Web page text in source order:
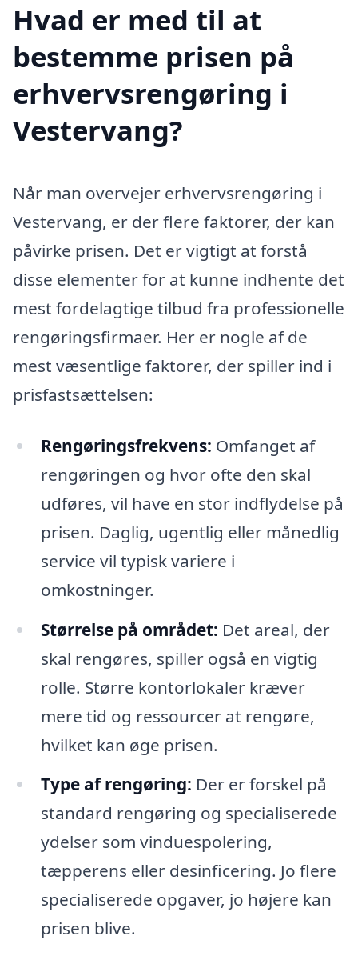
Hvad er med til at
bestemme prisen på
erhvervsrengøring i
Vestervang?
Når man overvejer erhvervsrengøring i
Vestervang, er der flere faktorer, der kan
påvirke prisen. Det er vigtigt at forstå
disse elementer for at kunne indhente det
mest fordelagtige tilbud fra professionelle
rengøringsfirmaer. Her er nogle af de
mest væsentlige faktorer, der spiller ind i
prisfastsættelsen:
Rengøringsfrekvens: Omfanget af
rengøringen og hvor ofte den skal
udføres, vil have en stor indflydelse på
prisen. Daglig, ugentlig eller månedlig
service vil typisk variere i
omkostninger.
Størrelse på området: Det areal, der
skal rengøres, spiller også en vigtig
rolle. Større kontorlokaler kræver
mere tid og ressourcer at rengøre,
hvilket kan øge prisen.
Type af rengøring: Der er forskel på
standard rengøring og specialiserede
ydelser som vinduespolering,
tæpperens eller desinficering. Jo flere
specialiserede opgaver, jo højere kan
prisen blive.